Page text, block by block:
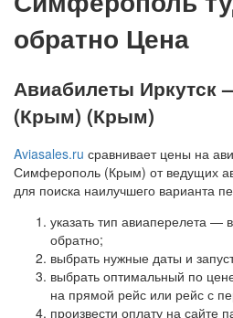
обратно Цена
Авиабилеты
(Крым) (Крым)
Aviasales.ru сравнивает цены на
Симферополь (Крым) от ведущих
для поиска наилучшего варианта
указать тип авиаперелета —
обратно;
выбрать нужные даты и
выбрать оптимальный по
на прямой рейс или рейс с
произвести оплату на сайте